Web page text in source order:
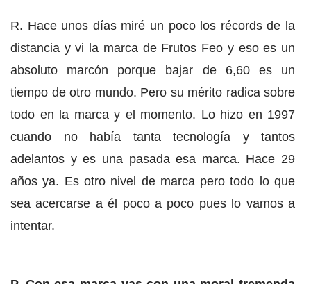
R. Hace unos días miré un poco los récords de la
distancia y vi la marca de Frutos Feo y eso es un
absoluto marcón porque bajar de 6,60 es un
tiempo de otro mundo. Pero su mérito radica sobre
todo en la marca y el momento. Lo hizo en 1997
cuando no había tanta tecnología y tantos
adelantos y es una pasada esa marca. Hace 29
años ya. Es otro nivel de marca pero todo lo que
sea acercarse a él poco a poco pues lo vamos a
intentar.